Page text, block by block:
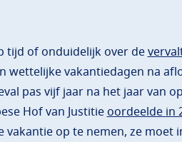
tijd of onduidelijk over de
wettelijke vakantiedagen na
pas vijf jaar na het jaar van
Hof van Justitie oordeelde in
op te nemen, ze